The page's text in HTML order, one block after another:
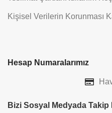
Kişisel Verilerin Korunması
Hesap Numaralarımız
Bizi Sosyal Medyada Takip